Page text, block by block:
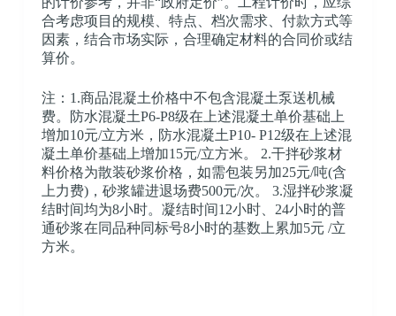
合考虑项目的规模、特点、档次需求、付款方式等
因素，结合市场实际，合理确定材料的合同价或结
算价。
注：1.商品混凝土价格中不包含混凝土泵送机械
费。防水混凝土P6-P8级在上述混凝土单价基础上
增加10元/立方米，防水混凝土P10- P12级在上述混
凝土单价基础上增加15元/立方米。 2.干拌砂浆材
料价格为散装砂浆价格，如需包装另加25元/吨(含
上力费)，砂浆罐进退场费500元/次。 3.湿拌砂浆凝
结时间均为8小时。凝结时间12小时、24小时的普
通砂浆在同品种同标号8小时的基数上累加5元 /立
方米。